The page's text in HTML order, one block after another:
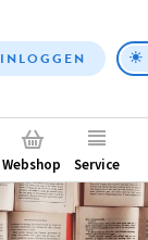
INLOGGEN
Webshop Service